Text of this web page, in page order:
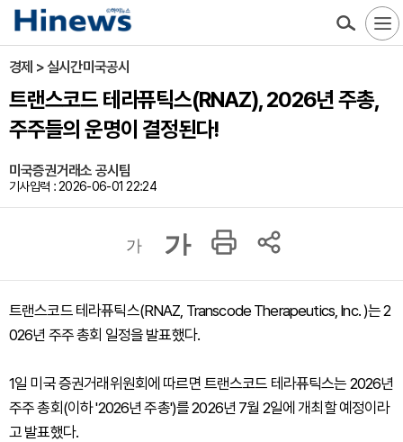
경제 > 실시간미국공시
트랜스코드 테라퓨틱스(RNAZ), 2026년 주총,
주주들의 운명이 결정된다!
미국증권거래소 공시팀
기사입력 : 2026-06-01 22:24
가 가
트랜스코드 테라퓨틱스(RNAZ, Transcode Therapeutics, Inc. )는 2
026년 주주 총회 일정을 발표했다.
1일 미국 증권거래위원회에 따르면 트랜스코드 테라퓨틱스는 2026년
주주 총회(이하 '2026년 주총')를 2026년 7월 2일에 개최할 예정이라
고 발표했다.